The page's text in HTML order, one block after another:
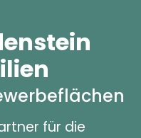
für die